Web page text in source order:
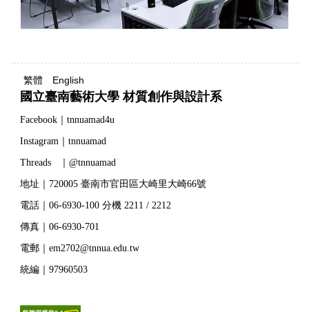
繁體 English
國立臺南藝術大學 材質創作與設計系
Facebook｜tnnuamad4u
Instagram｜tnnuamad
Threads ｜@tnnuamad
地址｜720005 臺南市官田區大崎里大崎66號
電話｜06-6930-100 分機 2211 / 2212
傳真｜06-6930-701
電郵｜em2702@tnnua.edu.tw
統編｜97960503